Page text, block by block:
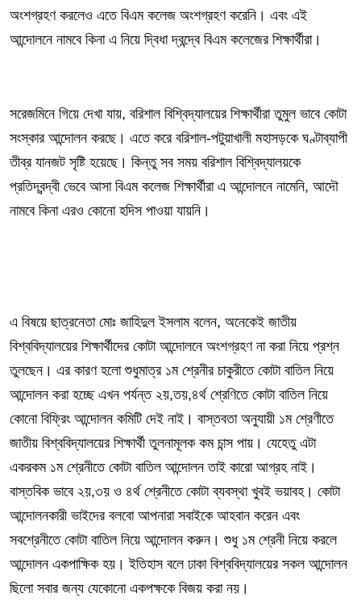
অংশগ্রহণ করলেও এতে বিএম কলেজ অংশগ্রহণ করেনি। এবং এই
আন্দোলনে নামবে কিনা এ নিয়ে দ্বিধা দ্বন্দ্বে বিএম কলেজের শিক্ষার্থীরা।
সরেজমিনে গিয়ে দেখা যায়, বরিশাল বিশ্বিদ্যালয়ের শিক্ষার্থীরা তুমুল ভাবে কোটা
সংস্কার আন্দোলন করছে। এতে করে বরিশাল-পটুয়াখালী মহাসড়কে ঘণ্টাব্যাপী
তীব্র যানজট সৃষ্টি হয়েছে। কিন্তু সব সময় বরিশাল বিশ্বিদ্যালয়কে
প্রতিদ্বন্দ্বী ভেবে আসা বিএম কলেজ শিক্ষার্থীরা এ আন্দোলনে নামেনি, আদৌ
নামবে কিনা এরও কোনো হদিস পাওয়া যায়নি।
এ বিষয়ে ছাত্রনেতা মোঃ জাহিদুল ইসলাম বলেন, অনেকেই জাতীয়
বিশ্ববিদ্যালয়ের শিক্ষার্থীদের কোটা আন্দোলনে অংশগ্রহণ না করা নিয়ে প্রশ্ন
তুলছেন। এর কারণ হলো শুধুমাত্র ১ম শ্রেনীর চাকুরীতে কোটা বাতিল নিয়ে
আন্দোলন করা হচ্ছে এখন পর্যন্ত ২য়,তয়,৪র্থ শ্রেণিতে কোটা বাতিল নিয়ে
কোনো বিফ্রিং আন্দোলন কমিটি দেই নাই। বাস্তবতা অনুযায়ী ১ম শ্রেণীতে
জাতীয় বিশ্ববিদ্যালয়ের শিক্ষার্থী তুলনামূলক কম চান্স পায়। যেহেতু এটা
একরকম ১ম শ্রেনীতে কোটা বাতিল আন্দোলন তাই কারো আগ্রহ নাই।
বাস্তবিক ভাবে ২য়,৩য় ও ৪র্থ শ্রেনীতে কোটা ব্যবস্থা খুবই ভয়াবহ। কোটা
আন্দোলনকারী ভাইদের বলবো আপনারা সবাইকে আহবান করেন এবং
সবশ্রেনীতে কোটা বাতিল নিয়ে আন্দোলন করুন। শুধু ১ম শ্রেনী নিয়ে করলে
আন্দোলন একপাক্ষিক হয়। ইতিহাস বলে ঢাকা বিশ্ববিদ্যালয়ের সকল আন্দোলন
ছিলো সবার জন্য যেকোনো একপক্ষকে বিজয় করা নয়।